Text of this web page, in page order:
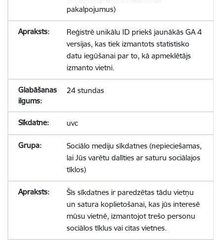
pakalpojumus)
Reģistrē unikālu ID priekš jaunākās GA 4
versijas, kas tiek izmantots statistisko
datu iegūšanai par to, kā apmeklētājs
izmanto vietni.
24 stundas
uvc
Sociālo mediju sīkdatnes (nepieciešamas,
lai Jūs varētu dalīties ar saturu sociālajos
tīklos)
Šīs sīkdatnes ir paredzētas tādu vietņu
un satura koplietošanai, kas jūs interesē
mūsu vietnē, izmantojot trešo personu
sociālos tīklus vai citas vietnes.